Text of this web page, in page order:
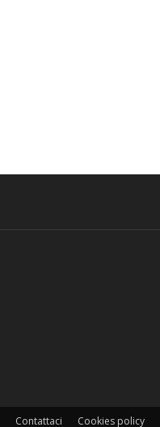
Contattaci Cookies policy